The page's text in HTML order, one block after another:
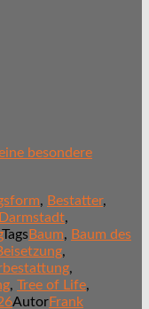
besondere
, Bestatter,
Darmstadt,
TagsBaum, Baum des
,
,
, Tree of Life,
AutorFrank